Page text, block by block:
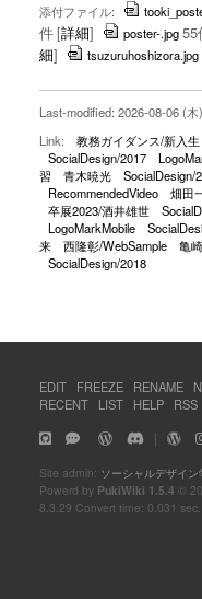
添付ファイル:
件[詳細] poster-.jpg55
細] tsuzuruhoshizora.jpg
Last-modified: 2026-08-06 (
Link:
教務ガイダンス/新入生
SocialDesign/2017
習
青木暁光 SocialDesign/
RecommendedVideo
畑田
卒展2023/酒井雄世
LogoMarkMobile
来
西隆彰/WebSample 亀
SocialDesign/2018
EDIT FREEZE RENAME
RECENT
LIST HELP RSS
｜
Site admin: ソーシャルデザイン
Powerd by PukiWiki 1.5.4 ©
8.3.29 Convert time: 0.031 sec.